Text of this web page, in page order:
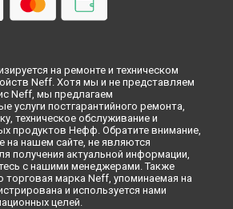
на ремонте и техническом
Neff. Хотя мы и не представляем
Neff, мы предлагаем
услуги постгарантийного ремонта,
техническое обслуживание и
продуктов Нефф. Обратите внимание,
на нашем сайте, не являются
получения актуальной информации,
с нашими менеджерами. Также
торговая марка Neff, упоминаемая на
и используется нами
целей.